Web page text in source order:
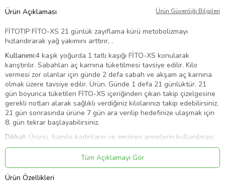
Ürün Açıklaması Ürün Güvenliği Bilgileri
FİTOTIP FİTO-XS 21 günlük zayıflama kürü metobolizmayı
hızlandırarak yağ yakımını arttırır, .
Kullanımı:4 kaşık yoğurda 1 tatlı kaşığı FİTO-XS konularak
karıştırılır. Sabahları aç karnına tüketilmesi tavsiye edilir. Kilo
vermesi zor olanlar için günde 2 defa sabah ve akşam aç karnına
olmak üzere tavsiye edilir. Ürün. Günde 1 defa 21 günlüktür. 21
gün boyunca tüketilen FİTO-XS içeriğinden çıkan takip çizelgesine
gerekli notları alarak sağlıklı verdiğiniz kilolarınızı takip edebilirsiniz.
21 gün sonrasında ürüne 7 gün ara verilip hedefinize ulaşmak için
8. gün tekrar başlayabilirsiniz.
Dikkat: Ürünü, hamile kadınların ve emziren annelerin kullanılması
önerilmemektedir.
kcm36343645Tüm Açıklamayı Gör
Ürün Özellikleri